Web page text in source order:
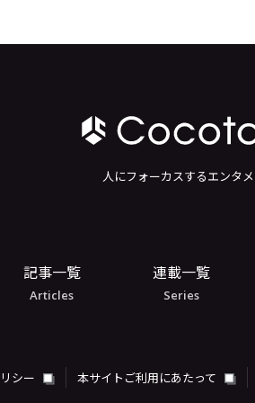
人にフォーカスするエンタ
記事一覧
Articles
連載一覧
Series
シー 本サイトご利用にあたって